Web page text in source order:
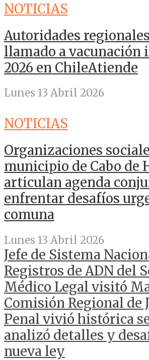
NOTICIAS
Autoridades
llamado a vacunación
2026 en ChileAtiende
Lunes 13 Abril 2026
NOTICIAS
Organizaciones
municipio de Cabo de
articulan agenda
enfrentar desafíos
comuna
Lunes 13 Abril 2026
Jefe de Sistema
Registros de ADN del
Médico Legal visitó
Comisión Regional de
Penal vivió histórica
analizó detalles y
nueva ley